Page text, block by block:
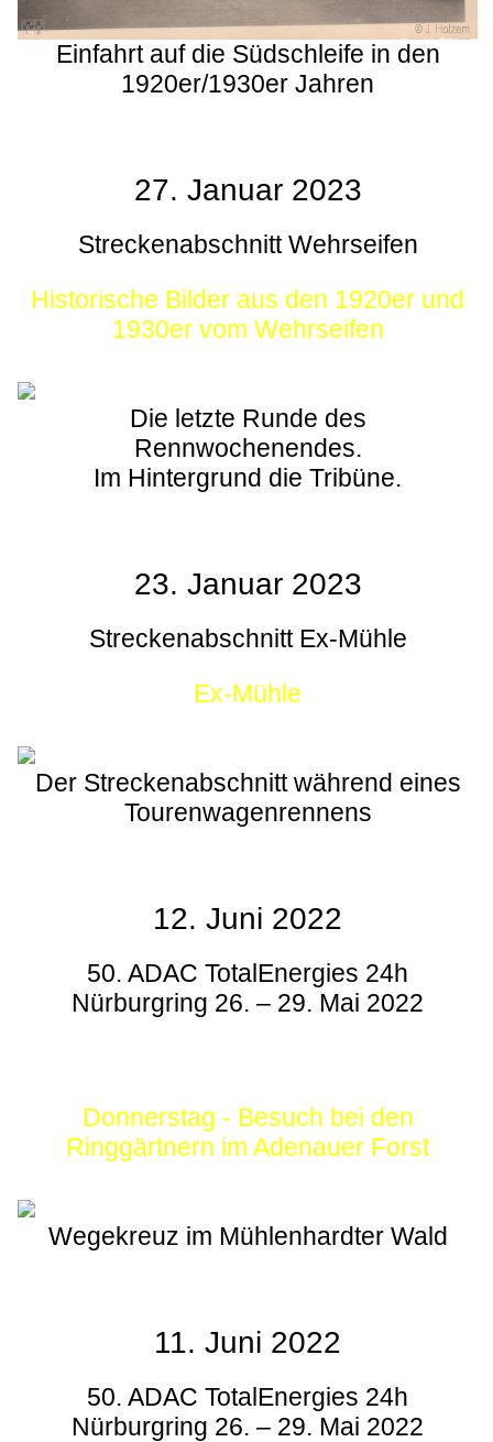
Einfahrt auf die Südschleife in den
1920er/1930er Jahren
27. Januar 2023
Streckenabschnitt Wehrseifen
Historische Bilder aus den 1920er und
1930er vom Wehrseifen
Die letzte Runde des
Rennwochenendes.
Im Hintergrund die Tribüne.
23. Januar 2023
Streckenabschnitt Ex-Mühle
Ex-Mühle
Der Streckenabschnitt während eines
Tourenwagenrennens
12. Juni 2022
50. ADAC TotalEnergies 24h
Nürburgring 26. – 29. Mai 2022
Donnerstag - Besuch bei den
Ringgärtnern im Adenauer Forst
Wegekreuz im Mühlenhardter Wald
11. Juni 2022
50. ADAC TotalEnergies 24h
Nürburgring 26. – 29. Mai 2022